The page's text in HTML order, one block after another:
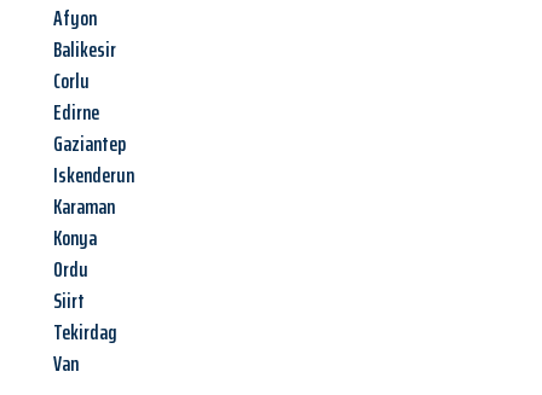
Afyon
Balikesir
Corlu
Edirne
Gaziantep
Iskenderun
Karaman
Konya
Ordu
Siirt
Tekirdag
Van